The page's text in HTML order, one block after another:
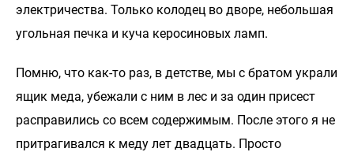
электричества. Только колодец во дворе, небольшая
угольная печка и куча керосиновых ламп.
Помню, что как-то раз, в детстве, мы с братом украли
ящик меда, убежали с ним в лес и за один присест
расправились со всем содержимым. После этого я не
притрагивался к меду лет двадцать. Просто